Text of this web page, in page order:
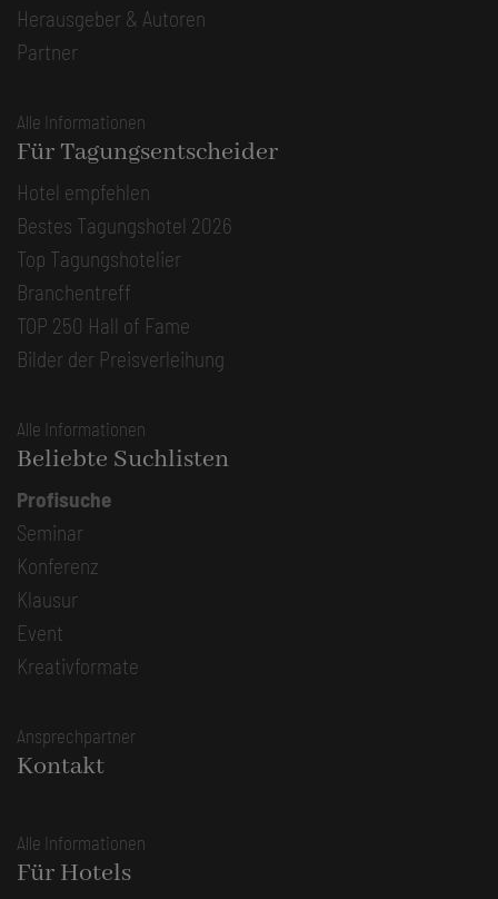
Herausgeber & Autoren
Partner
Alle Informationen
Für Tagungsentscheider
Hotel empfehlen
Bestes Tagungshotel 2026
Top Tagungshotelier
Branchentreff
TOP 250 Hall of Fame
Bilder der Preisverleihung
Alle Informationen
Beliebte Suchlisten
Profisuche
Seminar
Konferenz
Klausur
Event
Kreativformate
Ansprechpartner
Kontakt
Alle Informationen
Für Hotels